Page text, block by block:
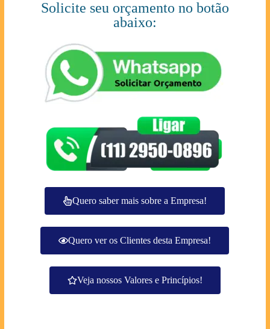
Solicite seu orçamento no botão
abaixo:
Quero saber mais sobre a Empresa!
Quero ver os Clientes desta Empresa!
Veja nossos Valores e Princípios!